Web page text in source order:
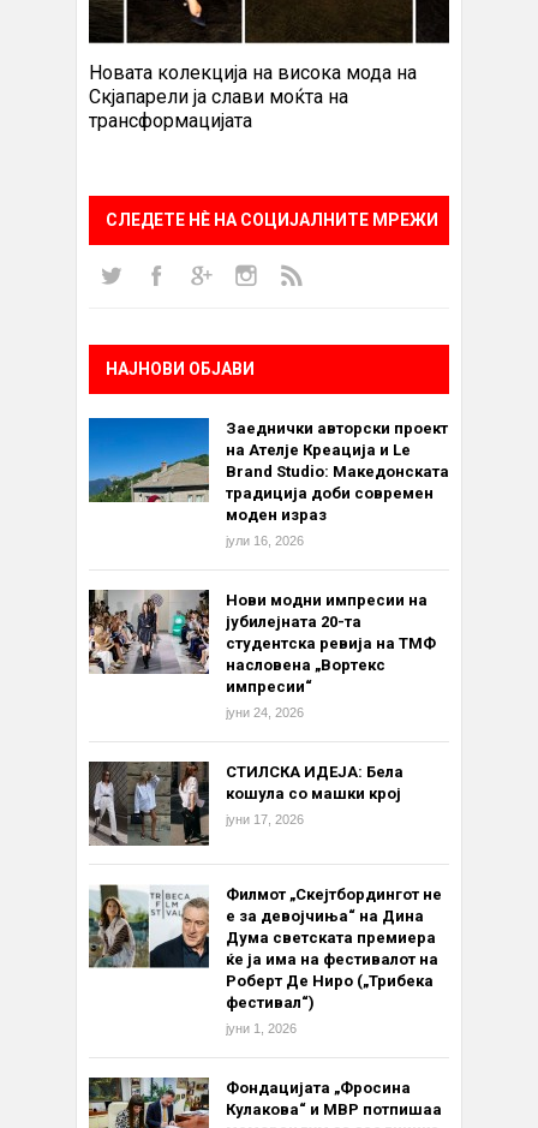
Новата колекција на висока мода на
Скјапарели ја слави моќта на
трансформацијата
СЛЕДЕТЕ НÈ НА СОЦИЈАЛНИТЕ МРЕЖИ
НАЈНОВИ ОБЈАВИ
Заеднички авторски проект
на Ателје Креација и Le
Brand Studio: Македонската
традиција доби современ
моден израз
јули 16, 2026
Нови модни импресии на
јубилејната 20-та
студентска ревија на ТМФ
насловена „Вортекс
импресии“
јуни 24, 2026
СТИЛСКА ИДЕЈА: Бела
кошула со машки крој
јуни 17, 2026
Филмот „Скејтбордингот не
е за девојчиња“ на Дина
Дума светската премиера
ќе ја има на фестивалот на
Роберт Де Ниро („Трибека
фестивал“)
јуни 1, 2026
Фондацијата „Фросина
Кулакова“ и МВР потпишаа